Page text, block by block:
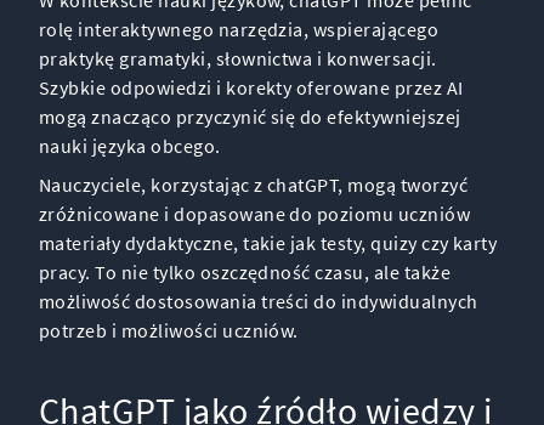
rolę interaktywnego narzędzia, wspierającego
praktykę gramatyki, słownictwa i konwersacji.
Szybkie odpowiedzi i korekty oferowane przez AI
mogą znacząco przyczynić się do efektywniejszej
nauki języka obcego.
Nauczyciele, korzystając z chatGPT, mogą tworzyć
zróżnicowane i dopasowane do poziomu uczniów
materiały dydaktyczne, takie jak testy, quizy czy karty
pracy. To nie tylko oszczędność czasu, ale także
możliwość dostosowania treści do indywidualnych
potrzeb i możliwości uczniów.
ChatGPT jako źródło wiedzy i